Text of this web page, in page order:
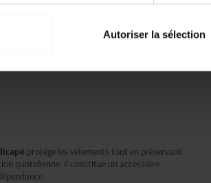
Autoriser la sélection
protège les vêtements tout en préservant
quotidienne, il constitue un accessoire